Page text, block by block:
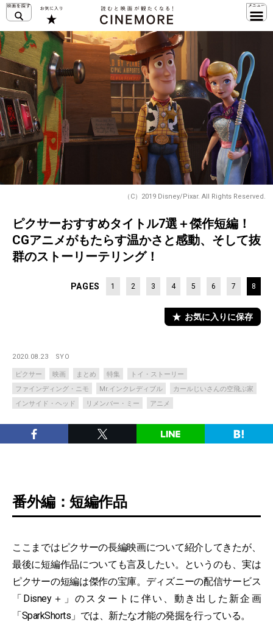
（C）2019 Disney/Pixar. All Rights Reserved.
ピクサーおすすめタイトル7選＋傑作短編！
CGアニメがもたらす温かさと感動、そして抜
群のストーリーテリング！
PAGES 1 2 3 4 5 6 7 8
お気に入りに保存
2020.08.23 SYO
ピクサー 映画 まとめ 特集
トイ・ストーリー
ファインディング・ニモ
Mr.インクレディブル
カールじいさんの空飛ぶ家
インサイド・ヘッド
リメンバー・ミー アニメ
番外編：短編作品
ここまではピクサーの長編映画について紹介してきたが、
最後に短編作品についても言及したい。というのも、実は
ピクサーの短編は傑作の宝庫。ディズニーの配信サービス
「Disney＋」のスタートに伴い、動き出した新企画
「SparkShorts」では、新たな才能の発掘を行っている。